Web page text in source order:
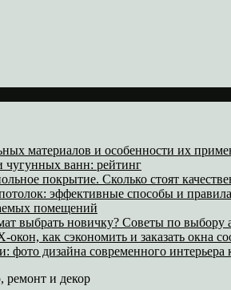
материалов и особенности их
чугунных ванн: рейтинг
покрытие. Сколько стоят
эффективные способы и
помещений
выбрать новичку? Советы по
как сэкономить и заказать окна
фото дизайна современного
ремонт и декор